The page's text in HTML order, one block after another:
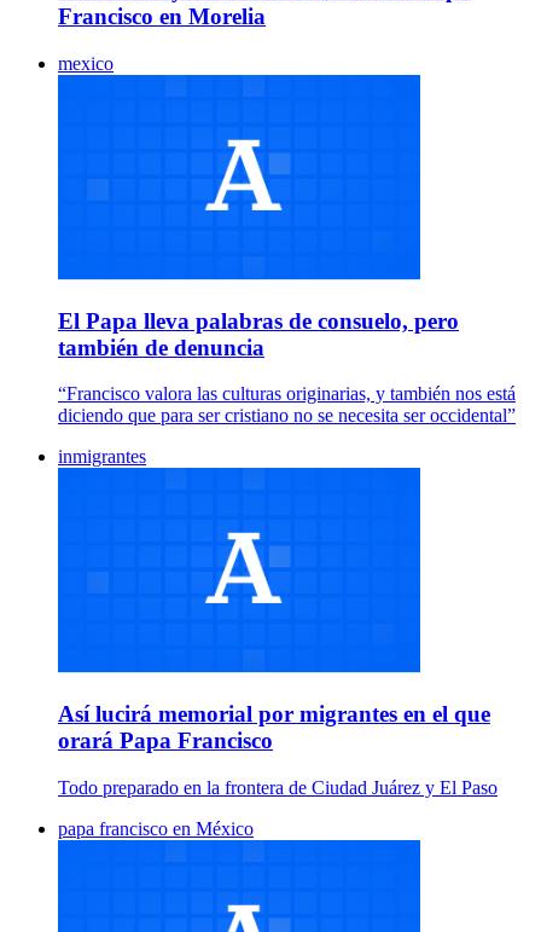
Francisco en Morelia
mexico
El Papa lleva palabras de consuelo, pero
también de denuncia
“Francisco valora las culturas originarias, y también nos está
diciendo que para ser cristiano no se necesita ser occidental”
inmigrantes
Así lucirá memorial por migrantes en el que
orará Papa Francisco
Todo preparado en la frontera de Ciudad Juárez y El Paso
papa francisco en México